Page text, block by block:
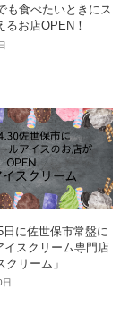
も食べたいときにス
るお店OPEN！
日に佐世保市常盤に
イスクリーム専門店
クリーム」